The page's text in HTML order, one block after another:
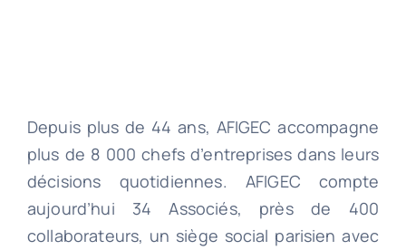
Depuis plus de 44 ans, AFIGEC accompagne
plus de 8 000 chefs d’entreprises dans leurs
décisions quotidiennes. AFIGEC compte
aujourd’hui 34 Associés, près de 400
collaborateurs, un siège social parisien avec